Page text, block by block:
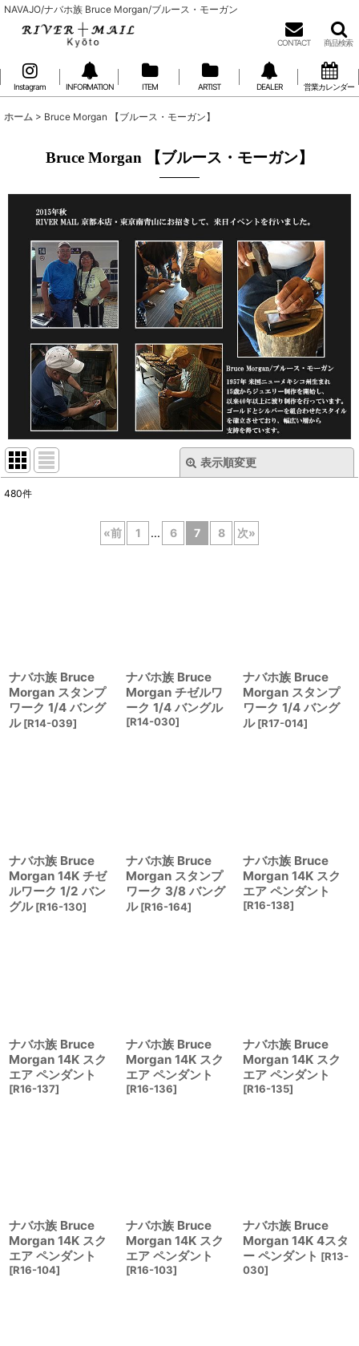
NAVAJO/ナバホ族 Bruce Morgan/ブルース・モーガン
CONTACT 商品検索
Instagram INFORMATION ITEM ARTIST DEALER 営業カレンダー
ホーム > Bruce Morgan 【ブルース・モーガン】
Bruce Morgan 【ブルース・モーガン】
表示順変更
480件
«前 1 ... 6 7 8 次»
ナバホ族 Bruce
Morgan スタンプ
ワーク 1/4 バング
ル [R14-039]
ナバホ族 Bruce
Morgan チゼルワ
ーク 1/4 バングル
[R14-030]
ナバホ族 Bruce
Morgan スタンプ
ワーク 1/4 バング
ル [R17-014]
ナバホ族 Bruce
Morgan 14K チゼ
ルワーク 1/2 バン
グル [R16-130]
ナバホ族 Bruce
Morgan スタンプ
ワーク 3/8 バング
ル [R16-164]
ナバホ族 Bruce
Morgan 14K スク
エア ペンダント
[R16-138]
ナバホ族 Bruce
Morgan 14K スク
エア ペンダント
[R16-137]
ナバホ族 Bruce
Morgan 14K スク
エア ペンダント
[R16-136]
ナバホ族 Bruce
Morgan 14K スク
エア ペンダント
[R16-135]
ナバホ族 Bruce
Morgan 14K スク
エア ペンダント
[R16-104]
ナバホ族 Bruce
Morgan 14K スク
エア ペンダント
[R16-103]
ナバホ族 Bruce
Morgan 14K 4スタ
ー ペンダント [R13-
030]